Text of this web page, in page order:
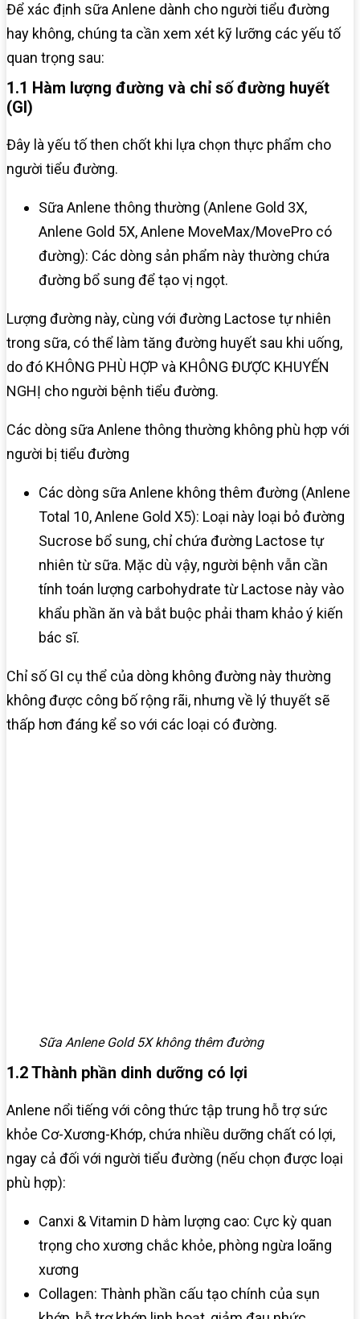
Để xác định sữa Anlene dành cho người tiểu đường
hay không, chúng ta cần xem xét kỹ lưỡng các yếu tố
quan trọng sau:
1.1 Hàm lượng đường và chỉ số đường huyết
(GI)
Đây là yếu tố then chốt khi lựa chọn thực phẩm cho
người tiểu đường.
Sữa Anlene thông thường (Anlene Gold 3X,
Anlene Gold 5X, Anlene MoveMax/MovePro có
đường): Các dòng sản phẩm này thường chứa
đường bổ sung để tạo vị ngọt.
Lượng đường này, cùng với đường Lactose tự nhiên
trong sữa, có thể làm tăng đường huyết sau khi uống,
do đó KHÔNG PHÙ HỢP và KHÔNG ĐƯỢC KHUYẾN
NGHỊ cho người bệnh tiểu đường.
Các dòng sữa Anlene thông thường không phù hợp với
người bị tiểu đường
Các dòng sữa Anlene không thêm đường (Anlene
Total 10, Anlene Gold X5): Loại này loại bỏ đường
Sucrose bổ sung, chỉ chứa đường Lactose tự
nhiên từ sữa. Mặc dù vậy, người bệnh vẫn cần
tính toán lượng carbohydrate từ Lactose này vào
khẩu phần ăn và bắt buộc phải tham khảo ý kiến
bác sĩ.
Chỉ số GI cụ thể của dòng không đường này thường
không được công bố rộng rãi, nhưng về lý thuyết sẽ
thấp hơn đáng kể so với các loại có đường.
Sữa Anlene Gold 5X không thêm đường
1.2 Thành phần dinh dưỡng có lợi
Anlene nổi tiếng với công thức tập trung hỗ trợ sức
khỏe Cơ-Xương-Khớp, chứa nhiều dưỡng chất có lợi,
ngay cả đối với người tiểu đường (nếu chọn được loại
phù hợp):
Canxi & Vitamin D hàm lượng cao: Cực kỳ quan
trọng cho xương chắc khỏe, phòng ngừa loãng
xương
Collagen: Thành phần cấu tạo chính của sụn